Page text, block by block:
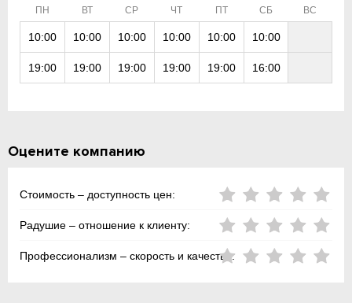
ПН ВТ СР ЧТ ПТ СБ ВС
10:00 10:00 10:00 10:00 10:00 10:00
19:00 19:00 19:00 19:00 19:00 16:00
Оцените компанию
Стоимость – доступность цен:
Радушие – отношение к клиенту:
Профессионализм – скорость и качество: